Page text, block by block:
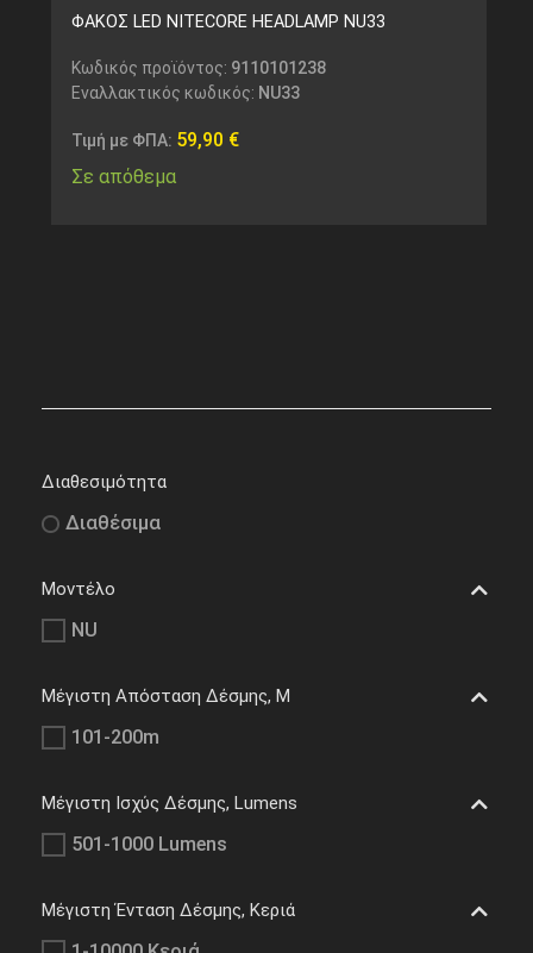
ΦΑΚΟΣ LED NITECORE HEADLAMP NU33
Κωδικός προϊόντος: 9110101238
Εναλλακτικός κωδικός: NU33
Τιμή με ΦΠΑ: 59,90 €
Σε απόθεμα
Διαθεσιμότητα
Διαθέσιμα
Μοντέλο
NU
Μέγιστη Απόσταση Δέσμης, M
101-200m
Μέγιστη Ισχύς Δέσμης, Lumens
501-1000 Lumens
Μέγιστη Ένταση Δέσμης, Κεριά